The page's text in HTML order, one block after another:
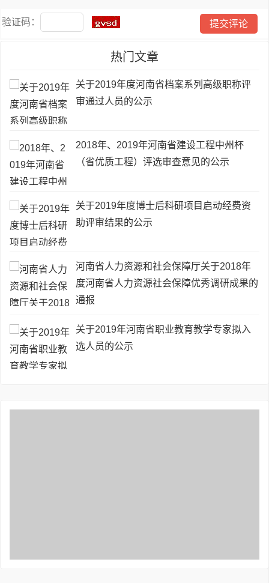
验证码：
热门文章
关于2019年度河南省档案系列高级职称评
审通过人员的公示
2018年、2019年河南省建设工程中州杯
（省优质工程）评选审查意见的公示
关于2019年度博士后科研项目启动经费资
助评审结果的公示
河南省人力资源和社会保障厅关于2018年
度河南省人力资源社会保障优秀调研成果的
通报
关于2019年河南省职业教育教学专家拟入
选人员的公示